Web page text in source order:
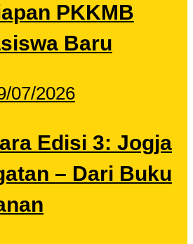
PKKMB
Baru
07/2026
Edisi 3: Jogja
– Dari Buku